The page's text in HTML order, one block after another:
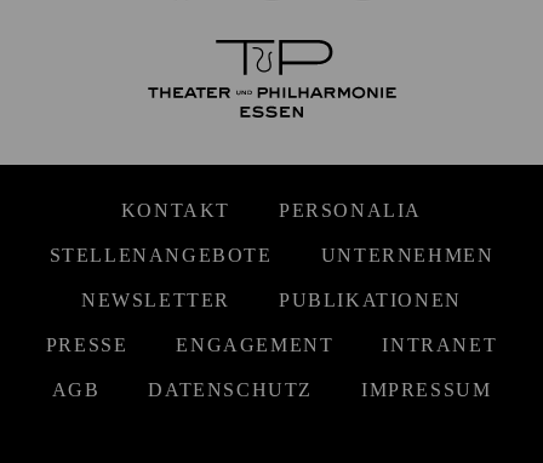
KONTAKT PERSONALIA
STELLENANGEBOTE UNTERNEHMEN
NEWSLETTER PUBLIKATIONEN
PRESSE ENGAGEMENT INTRANET
AGB DATENSCHUTZ IMPRESSUM